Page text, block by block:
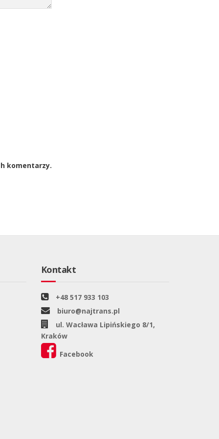
komentarzy.
Kontakt
+48 517 933 103
biuro@najtrans.pl
ul. Wacława Lipińskiego 8/1,
Kraków
Facebook